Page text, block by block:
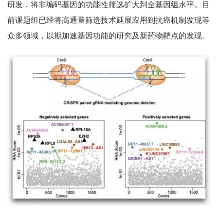
研发，将非编码基因的功能性筛选扩大到全基因组水平。目
前课题组已经将高通量筛选技术延展应用到抗癌机制发现等
众多领域，以期加速基因功能的研究及新药物靶点的发现。